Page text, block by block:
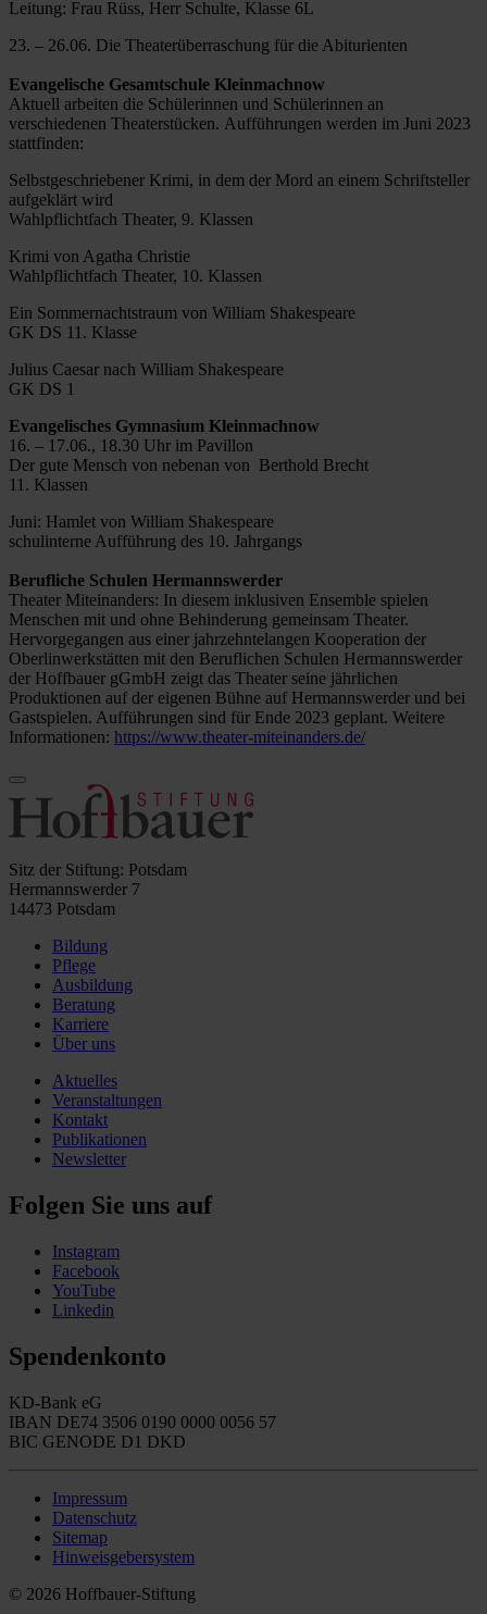
Leitung: Frau Rüss, Herr Schulte, Klasse 6L
23. – 26.06. Die Theaterüberraschung für die Abiturienten
Evangelische Gesamtschule Kleinmachnow
Aktuell arbeiten die Schülerinnen und Schülerinnen an
verschiedenen Theaterstücken. Aufführungen werden im Juni 2023
stattfinden:
Selbstgeschriebener Krimi, in dem der Mord an einem Schriftsteller
aufgeklärt wird
Wahlpflichtfach Theater, 9. Klassen
Krimi von Agatha Christie
Wahlpflichtfach Theater, 10. Klassen
Ein Sommernachtstraum von William Shakespeare
GK DS 11. Klasse
Julius Caesar nach William Shakespeare
GK DS 1
Evangelisches Gymnasium Kleinmachnow
16. – 17.06., 18.30 Uhr im Pavillon
Der gute Mensch von nebenan von Berthold Brecht
11. Klassen
Juni: Hamlet von William Shakespeare
schulinterne Aufführung des 10. Jahrgangs
Berufliche Schulen Hermannswerder
Theater Miteinanders: In diesem inklusiven Ensemble spielen
Menschen mit und ohne Behinderung gemeinsam Theater.
Hervorgegangen aus einer jahrzehntelangen Kooperation der
Oberlinwerkstätten mit den Beruflichen Schulen Hermannswerder
der Hoffbauer gGmbH zeigt das Theater seine jährlichen
Produktionen auf der eigenen Bühne auf Hermannswerder und bei
Gastspielen. Aufführungen sind für Ende 2023 geplant. Weitere
Informationen: https://www.theater-miteinanders.de/
Sitz der Stiftung: Potsdam
Hermannswerder 7
14473 Potsdam
Bildung
Pflege
Ausbildung
Beratung
Karriere
Über uns
Aktuelles
Veranstaltungen
Kontakt
Publikationen
Newsletter
Folgen Sie uns auf
Instagram
Facebook
YouTube
Linkedin
Spendenkonto
KD-Bank eG
IBAN DE74 3506 0190 0000 0056 57
BIC GENODE D1 DKD
Impressum
Datenschutz
Sitemap
Hinweisgebersystem
© 2026 Hoffbauer-Stiftung